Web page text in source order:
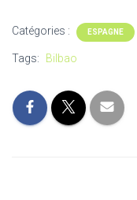
Catégories : ESPAGNE
Tags: Bilbao